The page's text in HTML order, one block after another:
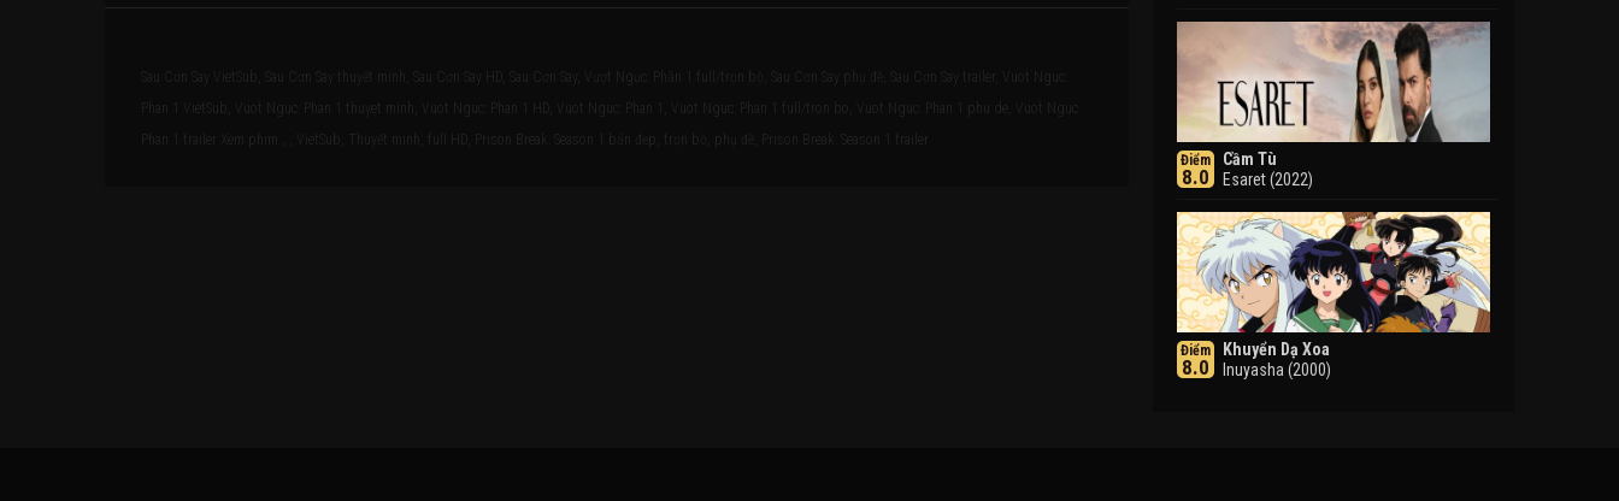
Sau Cơn Say VietSub, Sau Cơn Say thuyết minh, Sau Cơn Say HD, Sau Cơn Say, Vượt Ngục: Phần 1 full/trọn bộ, Sau Cơn Say phụ đề, Sau Cơn Say trailer, Vuot Nguc:
Phan 1 VietSub, Vuot Nguc: Phan 1 thuyet minh, Vuot Nguc: Phan 1 HD, Vuot Nguc: Phan 1, Vuot Nguc: Phan 1 full/tron bo, Vuot Nguc: Phan 1 phu de, Vuot Nguc:
Phan 1 trailer Xem phim , , VietSub, Thuyết minh, full HD, Prison Break: Season 1 bản đẹp, trọn bộ, phụ đề, Prison Break: Season 1 trailer
Điểm
8.0
Cầm Tù
Esaret (2022)
Điểm
8.0
Khuyển Dạ Xoa
Inuyasha (2000)